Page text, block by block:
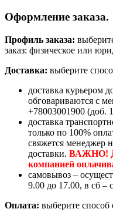
Оформление заказа.
Профиль заказа:
заказ: физическое или
Доставка: выберите
доставка курьером
обговариваются с
+78003001900 (доб.
доставка
только по 100%
свяжется менеджер
доставки. ВАЖНО!
компанией
самовывоз –
9.00 до 17.00, в сб –
Оплата: выберите способ